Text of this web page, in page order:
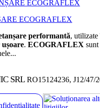
ECOGRAFLEX
performantă, utilizate
. ECOGRAFLEX sunt
SRL RO15124236, J12/47/